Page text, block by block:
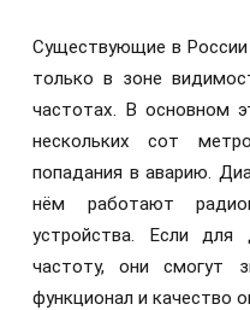
Существующие в
только в зоне
частотах. В основном
нескольких сот
попадания в аварию.
нём работают
устройства. Если для
частоту, они смогут
функционал и качество